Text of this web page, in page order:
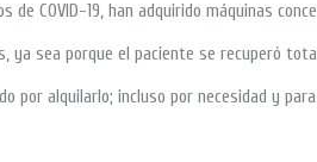
COVID-19, han adquirido máquinas
ya sea porque el paciente se recuperó
por alquilarlo; incluso por necesidad y